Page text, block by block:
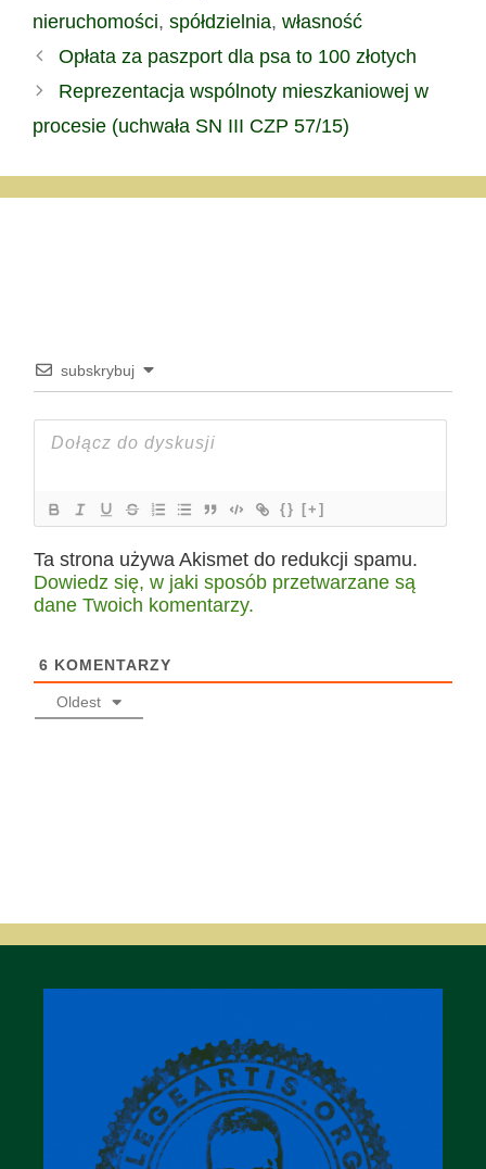
nieruchomości, spółdzielnia, własność
Opłata za paszport dla psa to 100 złotych
Reprezentacja wspólnoty mieszkaniowej w
procesie (uchwała SN III CZP 57/15)
subskrybuj
{} [+]
Ta strona używa Akismet do redukcji spamu.
Dowiedz się, w jaki sposób przetwarzane są
dane Twoich komentarzy.
6 KOMENTARZY
Oldest